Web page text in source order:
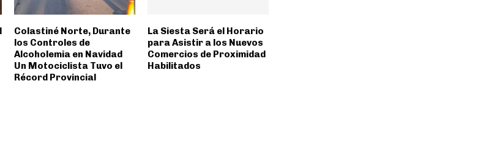
Colastiné Norte, Durante
los Controles de
Alcoholemia en Navidad
Un Motociclista Tuvo el
Récord Provincial
La Siesta Será el Horario
para Asistir a los Nuevos
Comercios de Proximidad
Habilitados